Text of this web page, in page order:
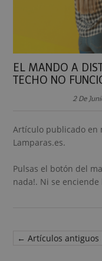
EL MANDO A
TECHO NO
2 De
Artículo publicado en
Lamparas.es.
Pulsas el botón del
nada!. Ni se
← Artículos antiguos